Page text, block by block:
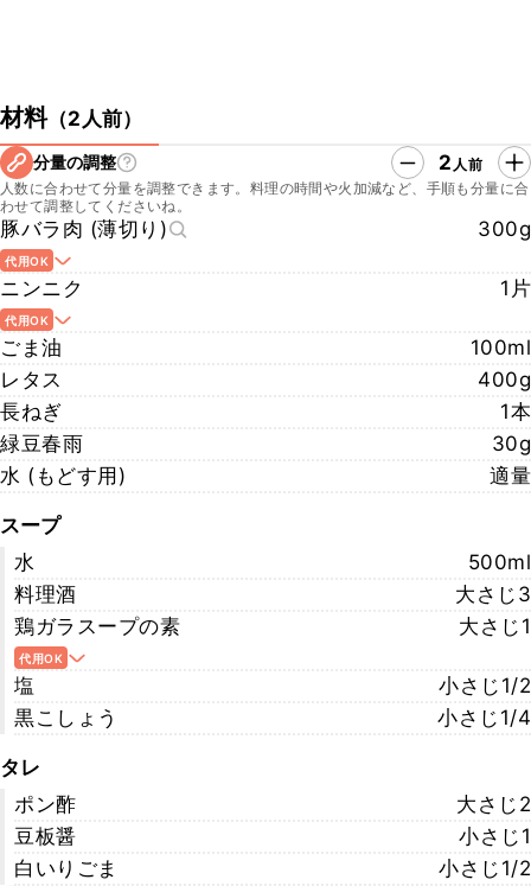
材料（2人前）
分量の調整 2 人前
人数に合わせて分量を調整できます。料理の時間や火加減など、手順も分量に合
わせて調整してくださいね。
豚バラ肉 (薄切り) 300g
代用OK
ニンニク 1片
代用OK
ごま油
100ml
レタス
400g
長ねぎ
1本
緑豆春雨
30g
水 (もどす用)
適量
スープ
水
500ml
料理酒
大さじ3
鶏ガラスープの素
大さじ1
代用OK
塩
小さじ1/2
黒こしょう
小さじ1/4
タレ
ポン酢
大さじ2
豆板醤
小さじ1
白いりごま
小さじ1/2